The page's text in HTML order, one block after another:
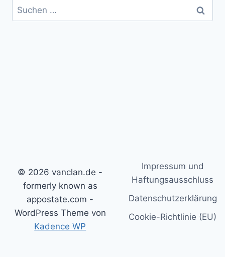
Suchen
nach:
© 2026 vanclan.de -
formerly known as
appostate.com -
WordPress Theme von
Kadence WP
Impressum und
Haftungsausschluss
Datenschutzerklärung
Cookie-Richtlinie (EU)